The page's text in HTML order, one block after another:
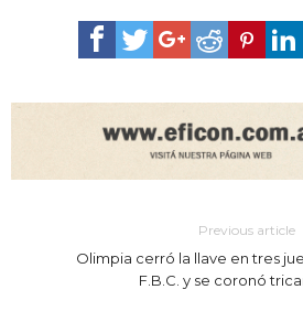
Previous article
Olimpia cerró la llave en tres
F.B.C. y se coronó